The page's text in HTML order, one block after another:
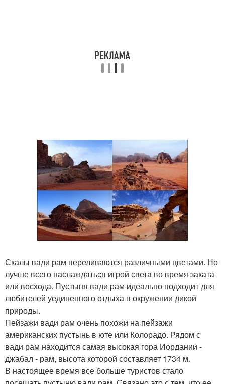
Скалы вади рам переливаются различными цветами. Но
лучше всего наслаждаться игрой света во время заката
или восхода. Пустыня вади рам идеально подходит для
любителей уединенного отдыха в окружении дикой
природы.
Пейзажи вади рам очень похожи на пейзажи
американских пустынь в юте или Колорадо. Рядом с
вади рам находится самая высокая гора Иордании -
джабал - рам, высота которой составляет 1734 м.
В настоящее время все больше туристов стало